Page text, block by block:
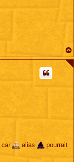
car alias
pourrait